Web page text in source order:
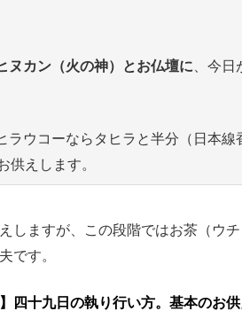
ヌカン（火の神）とお仏壇に 、今
ラウコーならタヒラと半分（日本線
供えします。
しますが、この段階ではお茶（ウ
です。
】四十九日の執り行い方。基本のお